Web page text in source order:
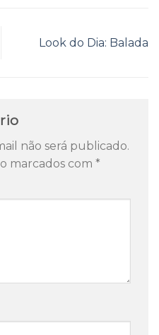
Look do Dia: Balada
não será publicado.
marcados com *